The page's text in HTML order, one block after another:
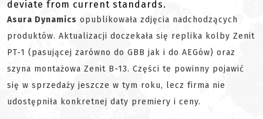
deviate from current standards.
Asura Dynamics opublikowała zdjęcia nadchodzących
produktów. Aktualizacji doczekała się replika kolby Zenit
PT-1 (pasującej zarówno do GBB jak i do AEGów) oraz
szyna montażowa Zenit B-13. Części te powinny pojawić
się w sprzedaży jeszcze w tym roku, lecz firma nie
udostępniła konkretnej daty premiery i ceny.